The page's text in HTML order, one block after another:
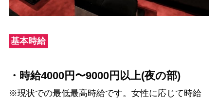
基本時給
・時給4000円〜9000円以上(夜の部)
※現状での最低最高時給です。女性に応じて時給